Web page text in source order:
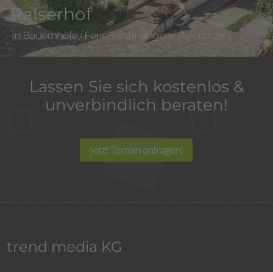
Ralserhof
Bauernhöfe/Ferienwohnungen/Referenzen
Lassen Sie sich kostenlos &
unverbindlich beraten!
Jetzt Termin anfragen!
trend media KG